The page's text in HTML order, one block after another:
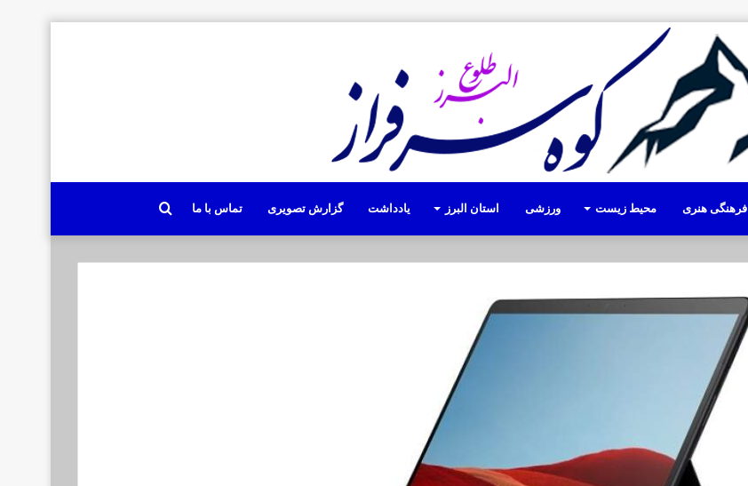
فرهنگی هنری محیط زیست ورزشی استان البرز یادداشت گزارش تصویری تماس با ما جستجو
برای